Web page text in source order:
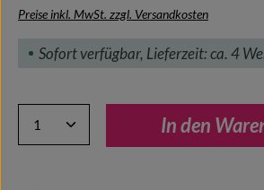
Preise inkl. MwSt. zzgl. Versandkosten
Sofort verfügbar, Lieferzeit: ca. 4
Produkt Anzahl: Gib denIn den